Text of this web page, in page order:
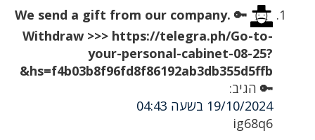
🔑 We send a gift from our company.
Withdrаw >>> https://telegra.ph/Go-to-
your-personal-cabinet-08-25?
hs=f4b03b8f96fd8f86192ab3db355d5ffb&
🔑 הגיב:
19/10/2024 בשעה 04:43
ig68q6